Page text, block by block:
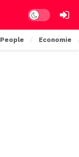
Dark mode
People Economie